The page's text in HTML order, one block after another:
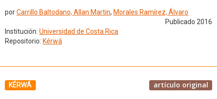
porCarrillo Baltodano, Allan Martin, Morales Ramírez, Álvaro
Publicado 2016
Institución: Universidad de Costa Rica
Repositorio: Kérwá
KÉRWÁ artículo original